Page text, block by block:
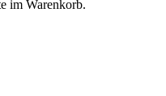
im Warenkorb.